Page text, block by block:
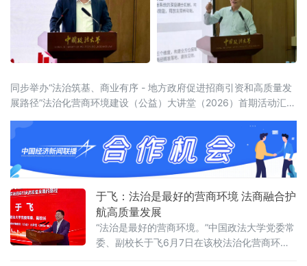
同步举办“法治筑基、商业有序 - 地方政府促进招商引资和高质量发
展路径”法治化营商环境建设（公益）大讲堂（2026）首期活动汇聚
同聚焦法治化营商环境建设的理论前沿与实践路径。中国政法大学
党委常委、副校长于飞，全国政协委员、中国政法
于飞：法治是最好的营商环境 法商融合护
航高质量发展
“法治是最好的营商环境。”中国政法大学党委常
委、副校长于飞6月7日在该校法治化营商环境